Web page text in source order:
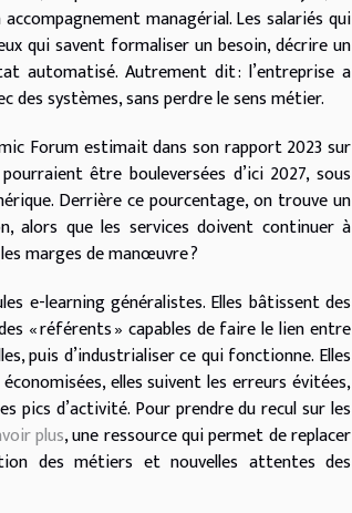
managérial. Les salariés qui
qui savent formaliser un besoin, décrire un
automatisé. Autrement dit : l’entreprise a
des systèmes, sans perdre le sens métier.
Forum estimait dans son rapport 2023 sur
être bouleversées d’ici 2027, sous
Derrière ce pourcentage, on trouve un
alors que les services doivent continuer à
marges de manœuvre ?
e-learning généralistes. Elles bâtissent des
« référents » capables de faire le lien entre
puis d’industrialiser ce qui fonctionne. Elles
elles suivent les erreurs évitées,
d’activité. Pour prendre du recul sur les
plus, une ressource qui permet de replacer
des métiers et nouvelles attentes des